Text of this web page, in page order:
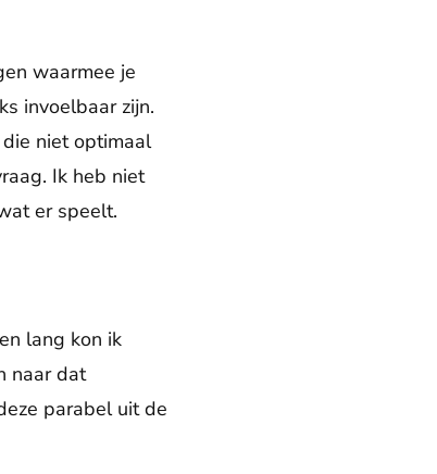
waarmee je
invoelbaar zijn.
niet optimaal
Ik heb niet
er speelt.
lang kon ik
naar dat
parabel uit de